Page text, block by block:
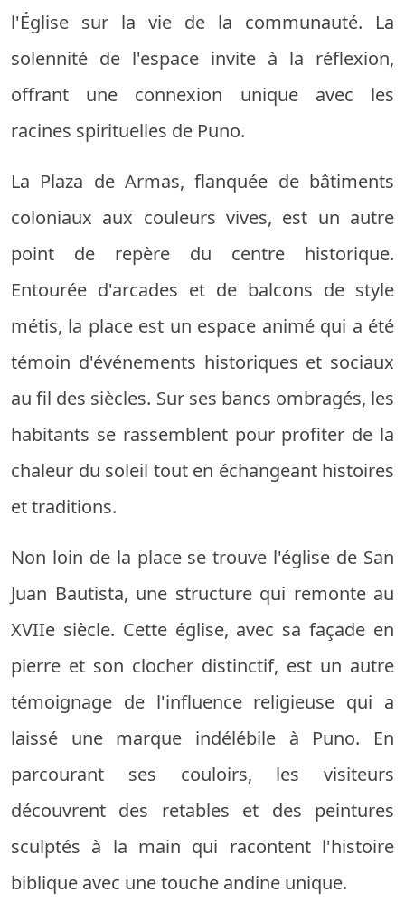
l'Église sur la vie de la communauté. La
solennité de l'espace invite à la réflexion,
offrant une connexion unique avec les
racines spirituelles de Puno.
La Plaza de Armas, flanquée de bâtiments
coloniaux aux couleurs vives, est un autre
point de repère du centre historique.
Entourée d'arcades et de balcons de style
métis, la place est un espace animé qui a été
témoin d'événements historiques et sociaux
au fil des siècles. Sur ses bancs ombragés, les
habitants se rassemblent pour profiter de la
chaleur du soleil tout en échangeant histoires
et traditions.
Non loin de la place se trouve l'église de San
Juan Bautista, une structure qui remonte au
XVIIe siècle. Cette église, avec sa façade en
pierre et son clocher distinctif, est un autre
témoignage de l'influence religieuse qui a
laissé une marque indélébile à Puno. En
parcourant ses couloirs, les visiteurs
découvrent des retables et des peintures
sculptés à la main qui racontent l'histoire
biblique avec une touche andine unique.